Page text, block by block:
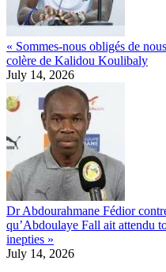
« Sommes-nous obligés de
colère de Kalidou Koulibaly
July 14, 2026
Dr Abdourahmane Fédior
qu’Abdoulaye Fall ait attendu
inepties »
July 14, 2026